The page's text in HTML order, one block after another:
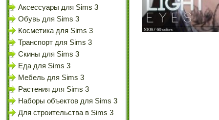
Аксессуары для Sims 3
Обувь для Sims 3
Косметика для Sims 3
Транспорт для Sims 3
Скины для Sims 3
Еда для Sims 3
Мебель для Sims 3
Растения для Sims 3
Наборы объектов для Sims 3
Для строительства в Sims 3